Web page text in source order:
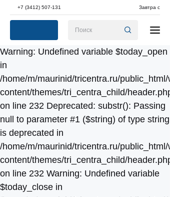
Warning: Undefined variable $today_open
in
/home/m/maurinid/tricentra.ru/public_html/
content/themes/tri_centra_child/header.php
on line 232 Deprecated: substr(): Passing
null to parameter #1 ($string) of type string
is deprecated in
/home/m/maurinid/tricentra.ru/public_html/
content/themes/tri_centra_child/header.php
on line 232 Warning: Undefined variable
$today_close in
+7 (3412) 507-131 Завтра с